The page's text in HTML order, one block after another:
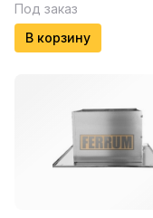
Под заказ
В корзину